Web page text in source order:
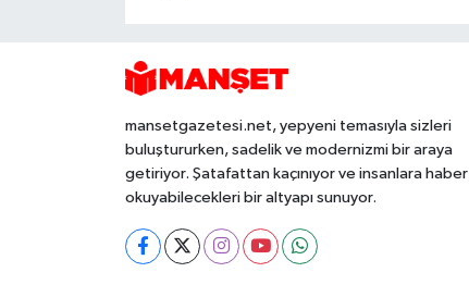
mansetgazetesi.net, yepyeni temasıyla sizleri
buluştururken, sadelik ve modernizmi bir araya
getiriyor. Şatafattan kaçınıyor ve insanlara haber
okuyabilecekleri bir altyapı sunuyor.